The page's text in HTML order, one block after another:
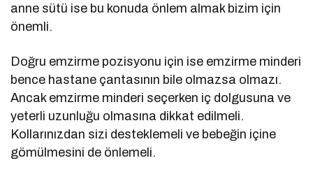
anne sütü ise bu konuda önlem almak bizim için
önemli.
Doğru emzirme pozisyonu için ise emzirme minderi
bence hastane çantasının bile olmazsa olmazı.
Ancak emzirme minderi seçerken iç dolgusuna ve
yeterli uzunluğu olmasına dikkat edilmeli.
Kollarınızdan sizi desteklemeli ve bebeğin içine
gömülmesini de önlemeli.